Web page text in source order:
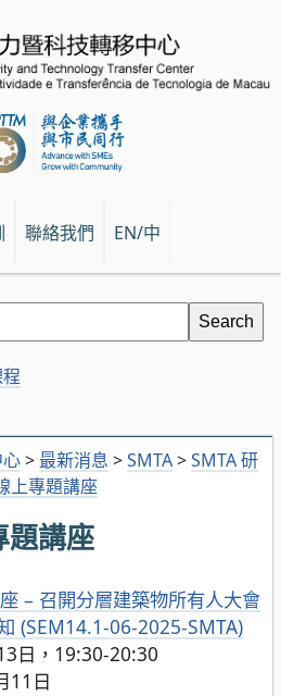
聯絡我們 EN/中
> 最新消息 >SMTA>SMTA 研
上專題講座
題講座
– 召開分層建築物所有人大會
(SEM14.1-06-2025-SMTA)
日，19:30-20:30
11日